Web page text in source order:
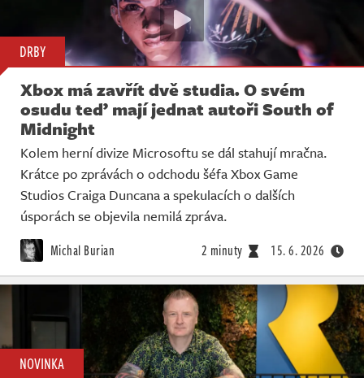
DRBY
Xbox má zavřít dvě studia. O svém
osudu teď mají jednat autoři South of
Midnight
Kolem herní divize Microsoftu se dál stahují mračna.
Krátce po zprávách o odchodu šéfa Xbox Game
Studios Craiga Duncana a spekulacích o dalších
úsporách se objevila nemilá zpráva.
Michal Burian 2 minuty 15. 6. 2026
NOVINKA